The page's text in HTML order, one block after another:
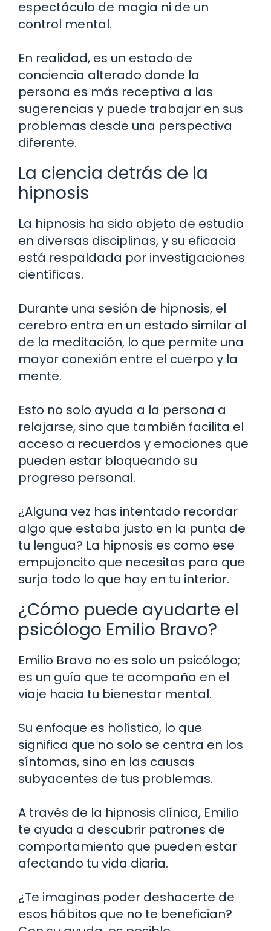
espectáculo de magia ni de un
control mental.
En realidad, es un estado de
conciencia alterado donde la
persona es más receptiva a las
sugerencias y puede trabajar en sus
problemas desde una perspectiva
diferente.
La ciencia detrás de la
hipnosis
La hipnosis ha sido objeto de estudio
en diversas disciplinas, y su eficacia
está respaldada por investigaciones
científicas.
Durante una sesión de hipnosis, el
cerebro entra en un estado similar al
de la meditación, lo que permite una
mayor conexión entre el cuerpo y la
mente.
Esto no solo ayuda a la persona a
relajarse, sino que también facilita el
acceso a recuerdos y emociones que
pueden estar bloqueando su
progreso personal.
¿Alguna vez has intentado recordar
algo que estaba justo en la punta de
tu lengua? La hipnosis es como ese
empujoncito que necesitas para que
surja todo lo que hay en tu interior.
¿Cómo puede ayudarte el
psicólogo Emilio Bravo?
Emilio Bravo no es solo un psicólogo;
es un guía que te acompaña en el
viaje hacia tu bienestar mental.
Su enfoque es holístico, lo que
significa que no solo se centra en los
síntomas, sino en las causas
subyacentes de tus problemas.
A través de la hipnosis clínica, Emilio
te ayuda a descubrir patrones de
comportamiento que pueden estar
afectando tu vida diaria.
¿Te imaginas poder deshacerte de
esos hábitos que no te benefician?